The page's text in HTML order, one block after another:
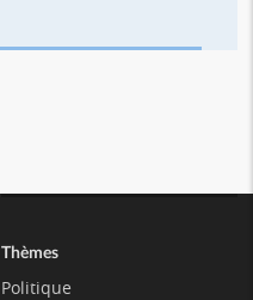
Thèmes
Politique